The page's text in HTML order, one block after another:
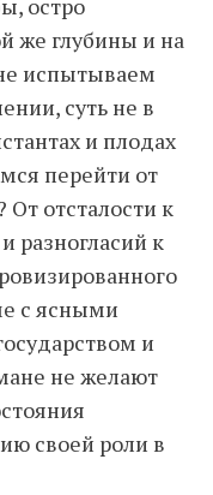
остро
же глубины и на
испытываем
суть не в
и плодах
перейти от
От отсталости к
разногласий к
с ясными
и
не желают
своей роли в